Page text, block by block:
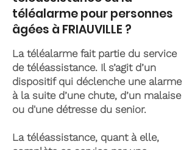
téléalarme pour personnes
âgées à FRIAUVILLE ?
La téléalarme fait partie du service
de téléassistance. Il s’agit d’un
dispositif qui déclenche une alarme
à la suite d’une chute, d’un malaise
ou d'une détresse du senior.
La téléassistance, quant à elle,